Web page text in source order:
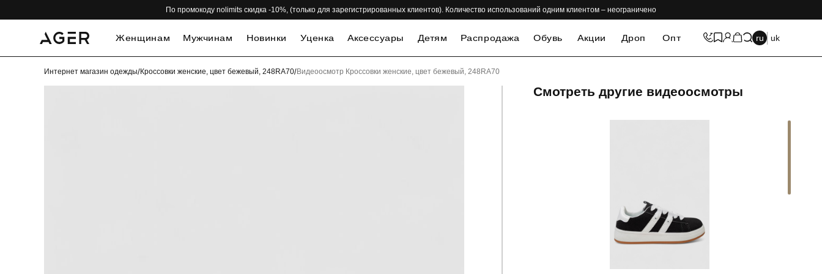
По промокоду nolimits скидка -10%, (только для зарегистрированных клиентов). Количество использований одним клиентом – неограничено
Женщинам Мужчинам Новинки Уценка Аксессуары Детям Распродажа Обувь Акции Дроп Опт ru uk
Интернет магазин одежды/Кроссовки женские, цвет бежевый, 248RA70/Видеоосмотр Кроссовки женские, цвет бежевый, 248RA70
Смотреть другие видеоосмотры